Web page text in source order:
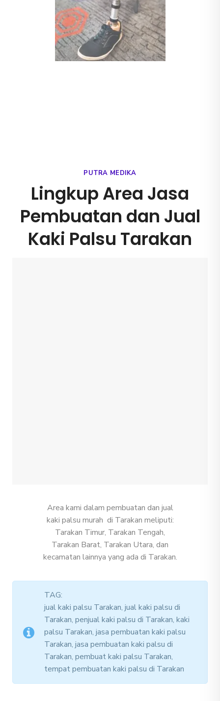
PUTRA MEDIKA
Lingkup Area Jasa
Pembuatan dan Jual
Kaki Palsu Tarakan
Area kami dalam pembuatan dan jual
kaki palsu murah di Tarakan meliputi:
Tarakan Timur, Tarakan Tengah,
Tarakan Barat, Tarakan Utara, dan
kecamatan lainnya yang ada di Tarakan.
TAG:
jual kaki palsu Tarakan, jual kaki palsu di
Tarakan, penjual kaki palsu di Tarakan, kaki
palsu Tarakan, jasa pembuatan kaki palsu
Tarakan, jasa pembuatan kaki palsu di
Tarakan, pembuat kaki palsu Tarakan,
tempat pembuatan kaki palsu di Tarakan